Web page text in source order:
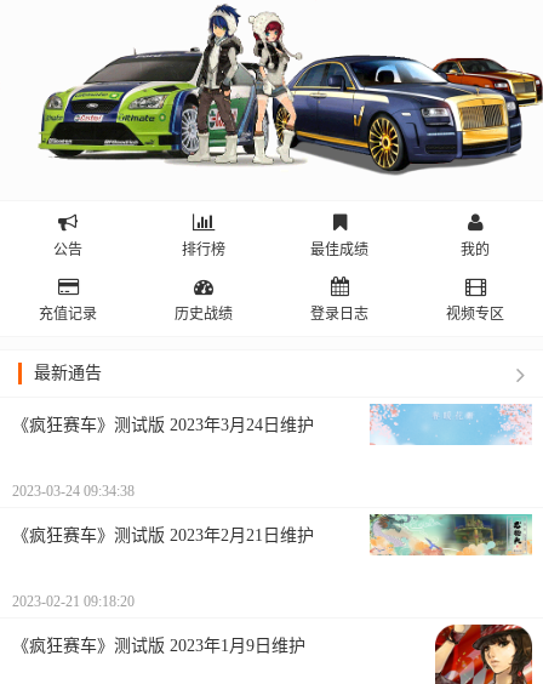
公告 排行榜 最佳成绩 我的
充值记录 历史战绩 登录日志 视频专区
最新通告
《疯狂赛车》测试版 2023年3月24日维护
2023-03-24 09:34:38
《疯狂赛车》测试版 2023年2月21日维护
2023-02-21 09:18:20
《疯狂赛车》测试版 2023年1月9日维护